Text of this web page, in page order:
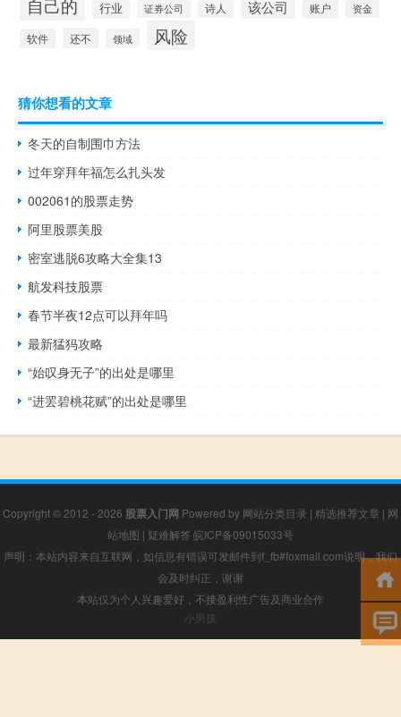
自己的 行业 证券公司 诗人 该公司 账户 资金
软件 还不 领域 风险
猜你想看的文章
冬天的自制围巾方法
过年穿拜年福怎么扎头发
002061的股票走势
阿里股票美股
密室逃脱6攻略大全集13
航发科技股票
春节半夜12点可以拜年吗
最新猛犸攻略
“始叹身无子”的出处是哪里
“进罢碧桃花赋”的出处是哪里
Copyright © 2012 - 2026 股票入门网 Powered by 网站分类目录 | 精选推荐文章 | 网
站地图 | 疑难解答 皖ICP备09015033号
声明：本站内容来自互联网，如信息有错误可发邮件到f_fb#foxmail.com说明，我们
会及时纠正，谢谢
本站仅为个人兴趣爱好，不接盈利性广告及商业合作
小男孩